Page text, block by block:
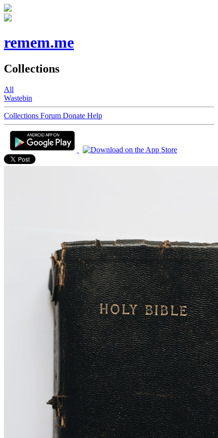
remem.me
Collections
All
Wastebin
Collections Forum Donate Help